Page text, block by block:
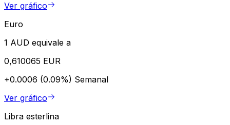
Ver gráfico
Euro
1 AUD equivale a
0,610065 EUR
+0.0006 (0.09%) Semanal
Ver gráfico
Libra esterlina